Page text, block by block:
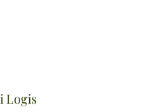
Logis